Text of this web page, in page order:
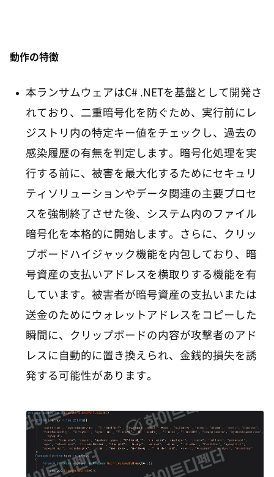
動作の特徴
本ランサムウェアはC# .NETを基盤として開発さ
れており、二重暗号化を防ぐため、実行前にレ
ジストリ内の特定キー値をチェックし、過去の
感染履歴の有無を判定します。暗号化処理を実
行する前に、被害を最大化するためにセキュリ
ティソリューションやデータ関連の主要プロセ
スを強制終了させた後、システム内のファイル
暗号化を本格的に開始します。さらに、クリッ
プボードハイジャック機能を内包しており、暗
号資産の支払いアドレスを横取りする機能を有
しています。被害者が暗号資産の支払いまたは
送金のためにウォレットアドレスをコピーした
瞬間に、クリップボードの内容が攻撃者のアド
レスに自動的に置き換えられ、金銭的損失を誘
発する可能性があります。